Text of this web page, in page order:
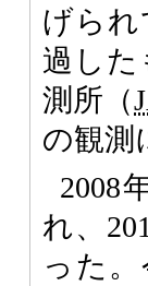
げられ
過した
測所（
の観測
2008
れ、
った